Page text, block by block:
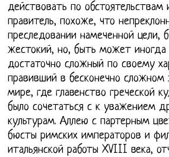
действовать по обстоятельствам
правитель, похоже, что
преследовании намеченной цели,
жестокий, но, быть может
достаточно сложный по своему
правивший в бесконечно сложном
мире, где главенство греческой
было сочетаться с к уважением
культурам. Аллею с партерным
бюсты римских императоров и
итальянской работы XVIII века,